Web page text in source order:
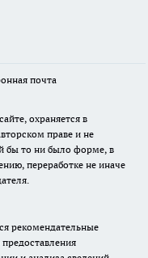
почта
охраняется в
праве и не
бы то ни было форме, в
переработке не иначе
рекомендательные